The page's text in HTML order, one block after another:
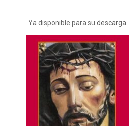
Ya disponible para su descarga